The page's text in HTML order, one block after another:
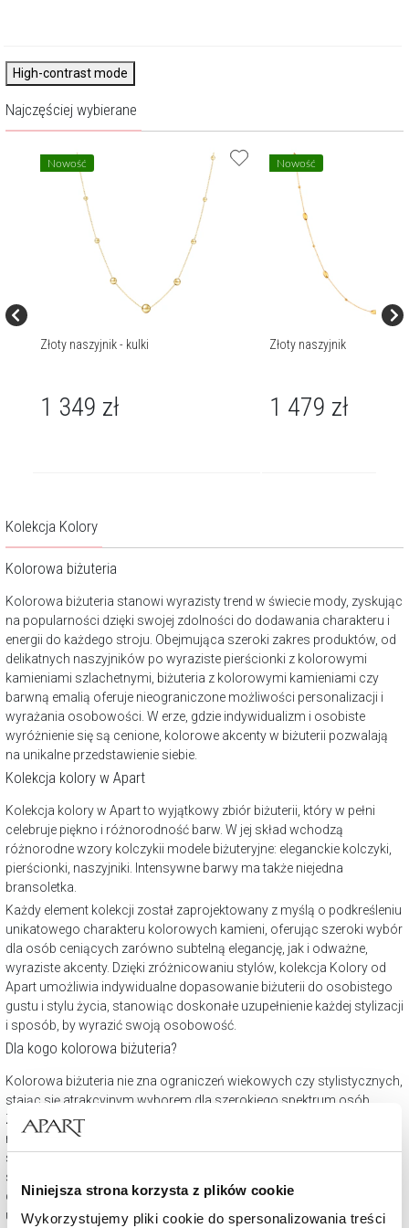
Niniejsza strona korzysta z plików cookie
Wykorzystujemy pliki cookie do spersonalizowania treści
High-contrast mode
Najczęściej wybierane
Nowość
Złoty naszyjnik - kulki
1 349 zł
Nowość
Złoty naszyjnik
1 479 zł
Kolekcja Kolory
Kolorowa biżuteria
Kolorowa biżuteria stanowi wyrazisty trend w świecie mody, zyskując
na popularności dzięki swojej zdolności do dodawania charakteru i
energii do każdego stroju. Obejmująca szeroki zakres produktów, od
delikatnych naszyjników po wyraziste pierścionki z kolorowymi
kamieniami szlachetnymi, biżuteria z kolorowymi kamieniami czy
barwną emalią oferuje nieograniczone możliwości personalizacji i
wyrażania osobowości. W erze, gdzie indywidualizm i osobiste
wyróżnienie się są cenione, kolorowe akcenty w biżuterii pozwalają
na unikalne przedstawienie siebie.
Kolekcja kolory w Apart
Kolekcja kolory w Apart to wyjątkowy zbiór biżuterii, który w pełni
celebruje piękno i różnorodność barw. W jej skład wchodzą
różnorodne wzory kolczykii modele biżuteryjne: eleganckie kolczyki,
pierścionki, naszyjniki. Intensywne barwy ma także niejedna
bransoletka.
Każdy element kolekcji został zaprojektowany z myślą o podkreśleniu
unikatowego charakteru kolorowych kamieni, oferując szeroki wybór
dla osób ceniących zarówno subtelną elegancję, jak i odważne,
wyraziste akcenty. Dzięki zróżnicowaniu stylów, kolekcja Kolory od
Apart umożliwia indywidualne dopasowanie biżuterii do osobistego
gustu i stylu życia, stanowiąc doskonałe uzupełnienie każdej stylizacji
i sposób, by wyrazić swoją osobowość.
Dla kogo kolorowa biżuteria?
Kolorowa biżuteria nie zna ograniczeń wiekowych czy stylistycznych,
stając się atrakcyjnym wyborem dla szerokiego spektrum osób.
Zróżnicowane wzornictwo pozwala na dopasowanie do
różnorodnych gustów i potrzeb, od subtelnych, codziennych
stylizacji po wyjątkowe okazje. Uniwersalność kolorowej biżuterii
sprawia, że jest ona doskonałym wyborem dla każdego, kto pragnie
dodać swojemu wyglądowi odrobinę barwy i blasku. Podkreśla
unikalny styl, dodaje wyrazistości outfitom, nie tylko w wakacje!